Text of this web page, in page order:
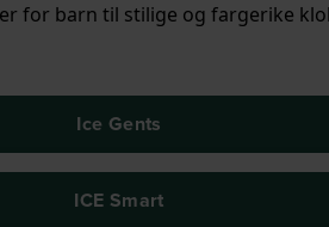
for barn til stilige og fargerike
Ice Gents
ICE Smart